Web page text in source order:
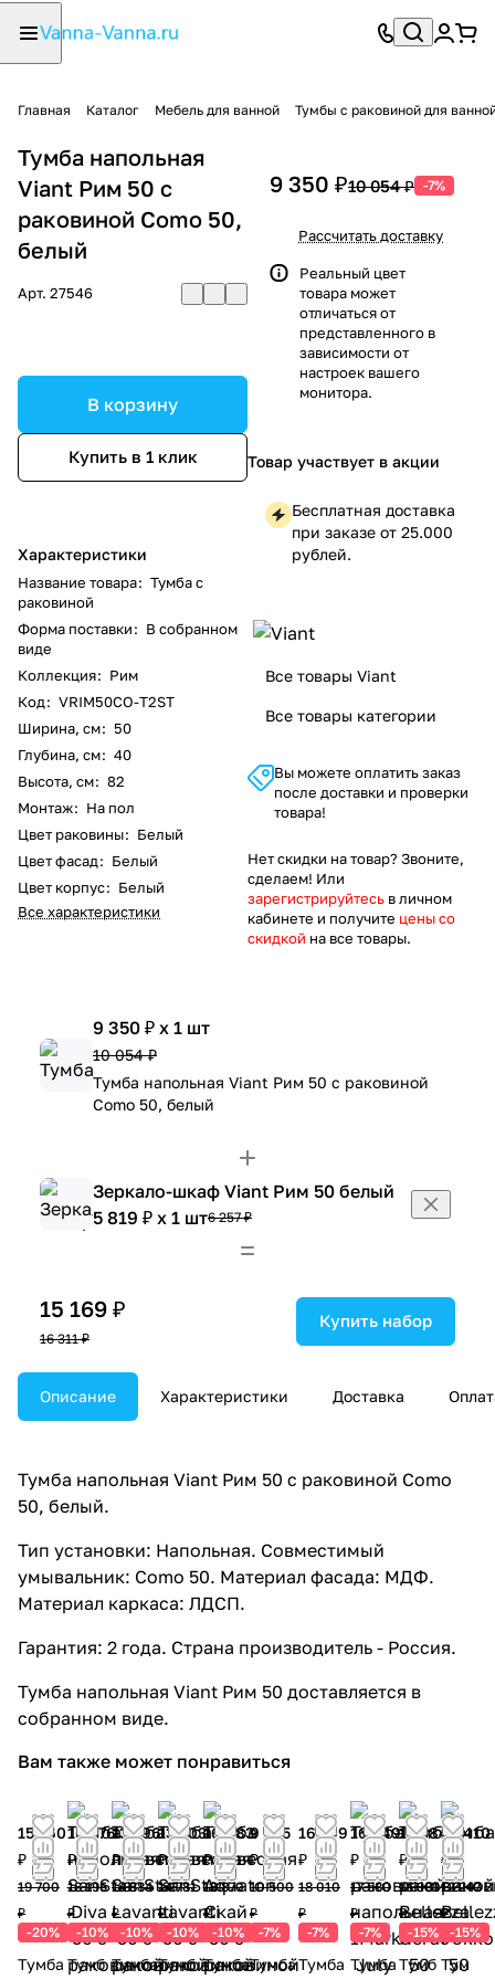
Главная Каталог Мебель для ванной Тумбы с раковиной для
Тумба напольная
Viant Рим 50 с
раковиной Como 50,
белый
Арт. 27546
В корзину
Купить в 1 клик
Характеристики
Название товара: Тумба с
раковиной
Форма поставки: В собранном
виде
Коллекция: Рим
Код: VRIM50CO-T2ST
Ширина, см: 50
Глубина, см: 40
Высота, см: 82
Монтаж: На пол
Цвет раковины: Белый
Цвет фасад: Белый
Цвет корпус: Белый
Все характеристики
9 350 ₽10 054 ₽ -7%
Рассчитать доставку
Реальный цвет
товара может
отличаться от
представленного в
зависимости от
настроек вашего
монитора.
Товар участвует в акции
Бесплатная доставка
при заказе от 25.000
рублей.
Все товары Viant
Все товары категории
Вы можете оплатить заказ
после доставки и проверки
товара!
Нет скидки на товар? Звоните,
сделаем! Или
зарегистрируйтесь в личном
кабинете и получите цены со
скидкой на все товары.
9 350 ₽ x 1 шт
10 054 ₽
Тумба напольная Viant Рим 50 с раковиной
Como 50, белый
Зеркало-шкаф Viant Рим 50 белый
5 819 ₽ x 1 шт6 257 ₽
15 169 ₽
16 311 ₽
Купить набор
Описание Характеристики Доставка
Тумба напольная Viant Рим 50 с раковиной Como
50, белый.
Тип установки: Напольная. Совместимый
умывальник: Como 50. Материал фасада: МДФ.
Материал каркаса: ЛДСП.
Гарантия: 2 года. Страна производитель - Россия.
Тумба напольная Viant Рим 50 доставляется в
собранном виде.
Вам также может понравиться
15 760
₽
19 700
₽
-20%
Тумба
16 376
₽
18 195
₽
-10%
Тумб
13 396
₽
14 884
₽
-10%
Тумба
13 303
₽
14 781
₽
-10%
Тумб
16 983
₽
18 870
₽
-10%
Тумба
9 765
₽
10 500
₽
-7%
Тумба
16 749
₽
18 010
₽
-7%
Тумба
16 349
₽
17 580
₽
-7%
Тумба
13 584
₽
15 981
₽
-15%
Тумб
10 410
₽
12 247
₽
-15%
Тум